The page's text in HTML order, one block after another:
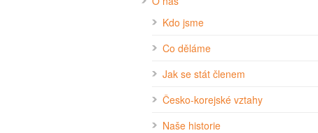
Kdo jsme
Co děláme
Jak se stát členem
Česko-korejské vztahy
Naše historie